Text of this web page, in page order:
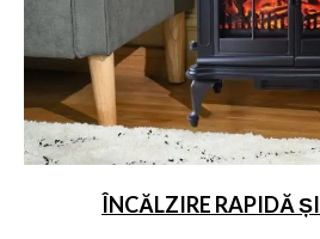
ÎNCĂLZIRE RAPIDĂ